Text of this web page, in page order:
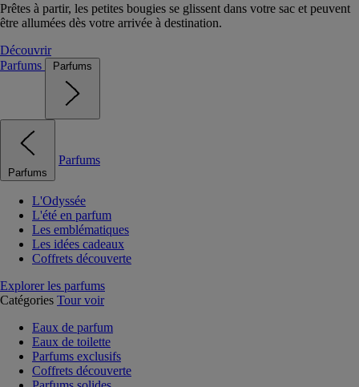
Prêtes à partir, les petites bougies se glissent dans votre sac et peuvent
être allumées dès votre arrivée à destination.
Découvrir
Parfums
Parfums
Parfums
Parfums
L'Odyssée
L'été en parfum
Les emblématiques
Les idées cadeaux
Coffrets découverte
Explorer les parfums
Catégories Tour voir
Eaux de parfum
Eaux de toilette
Parfums exclusifs
Coffrets découverte